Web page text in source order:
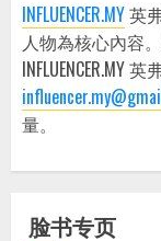
INFLUENCER.MY英
人物為核心內容
INFLUENCER.MY
量。
脸书专页